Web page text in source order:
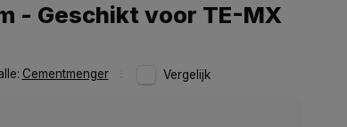
- Geschikt voor TE-MX
Cementmenger Vergelijk